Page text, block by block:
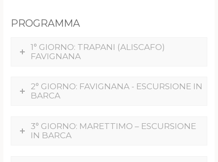
PROGRAMMA
1° GIORNO: TRAPANI (ALISCAFO)
FAVIGNANA
2° GIORNO: FAVIGNANA - ESCURSIONE IN
BARCA
3° GIORNO: MARETTIMO – ESCURSIONE
IN BARCA